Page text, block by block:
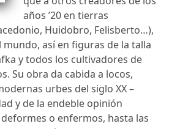
años ’20 en tierras
Huidobro, Felisberto…),
así en figuras de la talla
y todos los cultivadores de
Su obra da cabida a locos,
urbes del siglo XX –
y de la endeble opinión
o enfermos, hasta las